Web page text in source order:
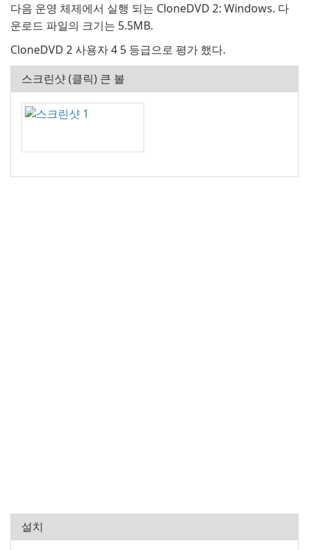
다음 운영 체제에서 실행 되는 CloneDVD 2: Windows. 다
운로드 파일의 크기는 5.5MB.
CloneDVD 2 사용자 4 5 등급으로 평가 했다.
스크린샷 (클릭) 큰 볼
설치